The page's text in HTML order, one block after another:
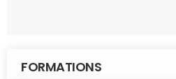
FORMATIONS